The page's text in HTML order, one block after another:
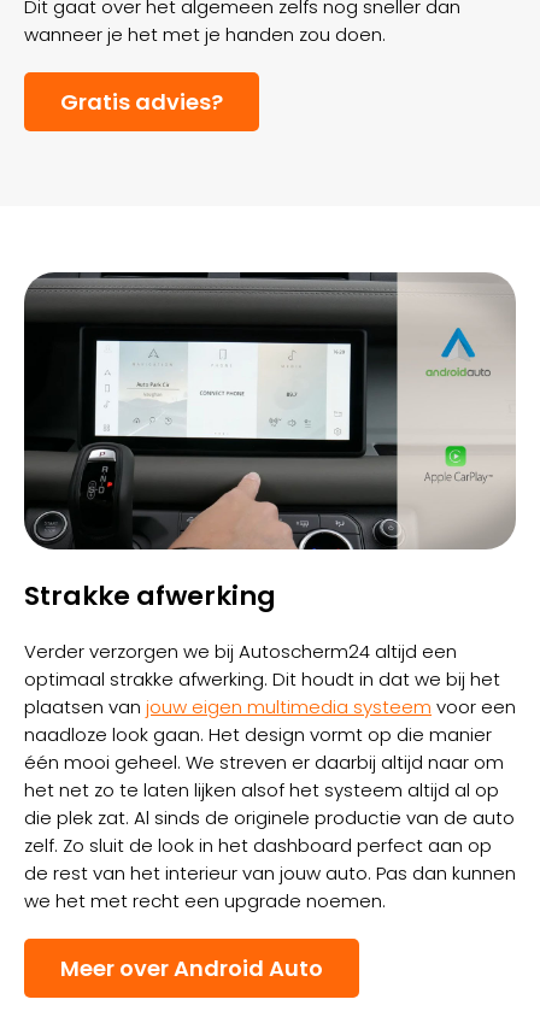
Dit gaat over het algemeen zelfs nog sneller dan
wanneer je het met je handen zou doen.
Gratis advies?
Strakke afwerking
Verder verzorgen we bij Autoscherm24 altijd een
optimaal strakke afwerking. Dit houdt in dat we bij het
plaatsen van jouw eigen multimedia systeem voor een
naadloze look gaan. Het design vormt op die manier
één mooi geheel. We streven er daarbij altijd naar om
het net zo te laten lijken alsof het systeem altijd al op
die plek zat. Al sinds de originele productie van de auto
zelf. Zo sluit de look in het dashboard perfect aan op
de rest van het interieur van jouw auto. Pas dan kunnen
we het met recht een upgrade noemen.
Meer over Android Auto